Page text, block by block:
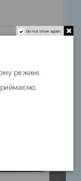
Do not show again.
режимі.